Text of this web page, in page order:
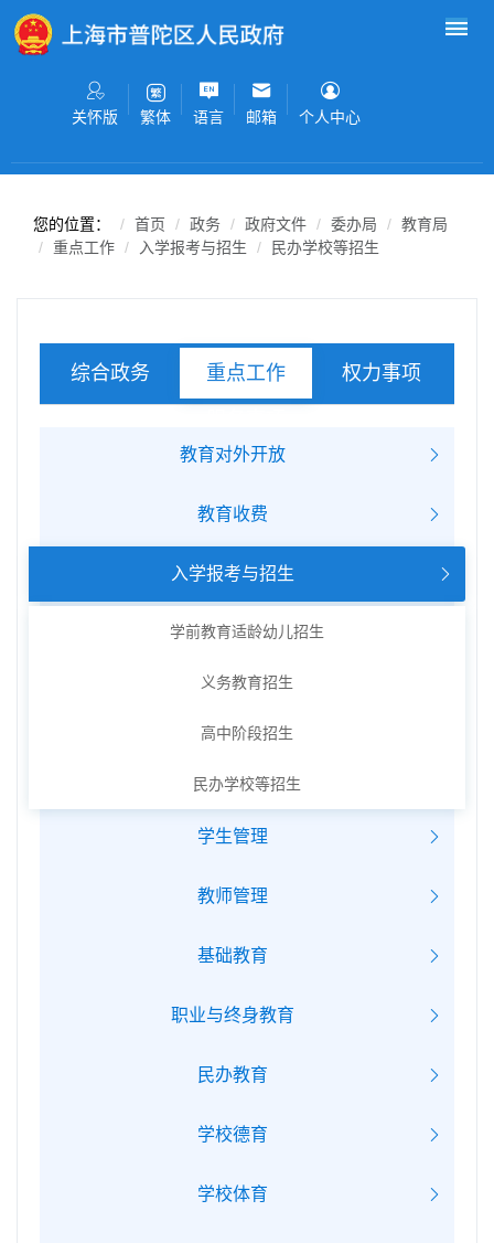
无障碍操作说明
关怀版 繁体 语言 邮箱 个人中心
您的位置： 首页 政务 政府文件 委办局
教育局
重点工作
入学报考与招生 民办学校等招生
综合政务 重点工作 权力事项
教育对外开放
教育收费
入学报考与招生
学前教育适龄幼儿招生
义务教育招生
高中阶段招生
民办学校等招生
学生管理
教师管理
基础教育
职业与终身教育
民办教育
学校德育
学校体育